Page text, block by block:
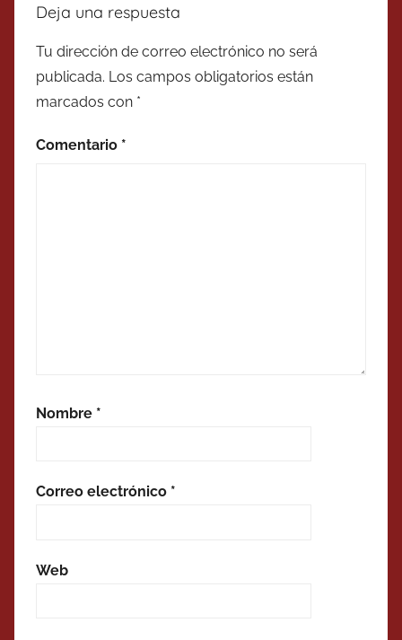
Deja una respuesta
Tu dirección de correo electrónico no será
publicada. Los campos obligatorios están
marcados con *
Comentario *
Nombre *
Correo electrónico *
Web